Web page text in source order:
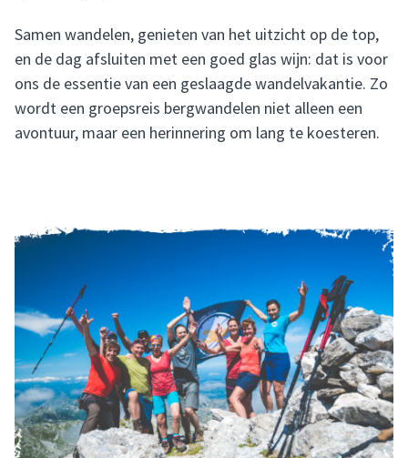
Samen wandelen, genieten van het uitzicht op de top,
en de dag afsluiten met een goed glas wijn: dat is voor
ons de essentie van een geslaagde wandelvakantie. Zo
wordt een groepsreis bergwandelen niet alleen een
avontuur, maar een herinnering om lang te koesteren.